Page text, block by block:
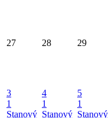
27 28 29
3
1
Stanový
4
1
Stanový
5
1
Stanový